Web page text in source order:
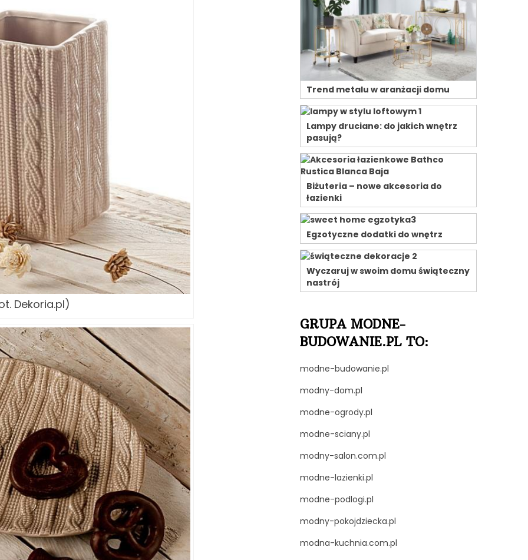
Dekoria.pl)
Trend metalu w aranżacji domu
Lampy druciane: do jakich wnętrz
pasują?
Biżuteria – nowe akcesoria do
łazienki
Egzotyczne dodatki do wnętrz
Wyczaruj w swoim domu świąteczny
nastrój
GRUPA MODNE-
BUDOWANIE.PL TO:
modne-budowanie.pl
modny-dom.pl
modne-ogrody.pl
modne-sciany.pl
modny-salon.com.pl
modne-lazienki.pl
modne-podlogi.pl
modny-pokojdziecka.pl
modna-kuchnia.com.pl